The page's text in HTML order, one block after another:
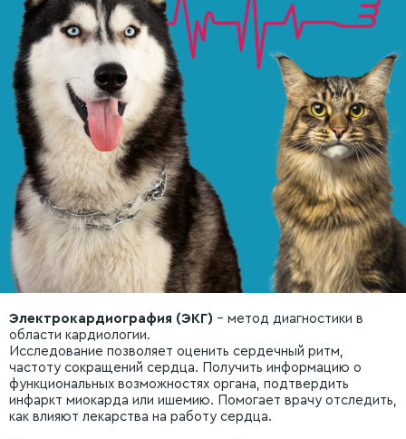
Электрокардиография (ЭКГ) – метод диагностики в
области кардиологии.
Исследование позволяет оценить сердечный ритм,
частоту сокращений сердца. Получить информацию о
функциональных возможностях органа, подтвердить
инфаркт миокарда или ишемию. Помогает врачу отследить,
как влияют лекарства на работу сердца.